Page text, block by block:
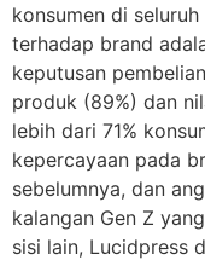
konsumen di
terhadap brand
keputusan
produk (89%) dan
lebih dari 71%
kepercayaan pada
sebelumnya, dan
kalangan Gen Z
sisi lain, Lucidpress